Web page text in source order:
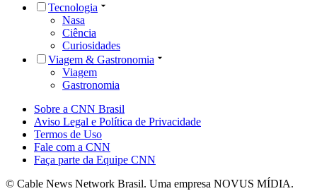
Tecnologia
Nasa
Ciência
Curiosidades
Viagem & Gastronomia
Viagem
Gastronomia
Sobre a CNN Brasil
Aviso Legal e Política de Privacidade
Termos de Uso
Fale com a CNN
Faça parte da Equipe CNN
© Cable News Network Brasil. Uma empresa NOVUS MÍDIA.